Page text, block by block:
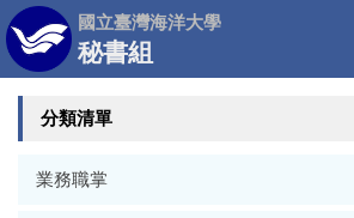
跳
到
主
要
國立臺灣海洋大學
秘書組
分類清單
業務職掌